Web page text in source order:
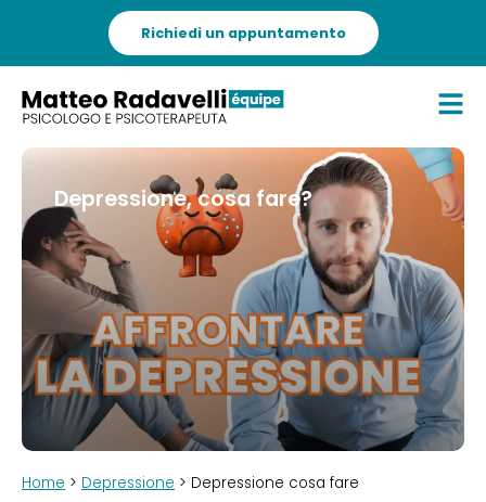
Richiedi un appuntamento
Depressione, cosa fare?
Home > Depressione > Depressione cosa fare